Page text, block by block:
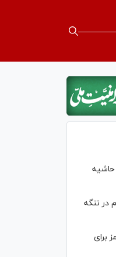
حاشیه
در تنگه
برای